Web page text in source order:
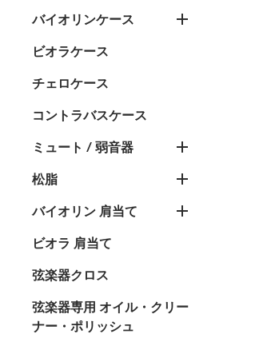
バイオリンケース
ビオラケース
チェロケース
コントラバスケース
ミュート / 弱音器
松脂
バイオリン 肩当て
ビオラ 肩当て
弦楽器クロス
弦楽器専用 オイル・クリー
ナー・ポリッシュ